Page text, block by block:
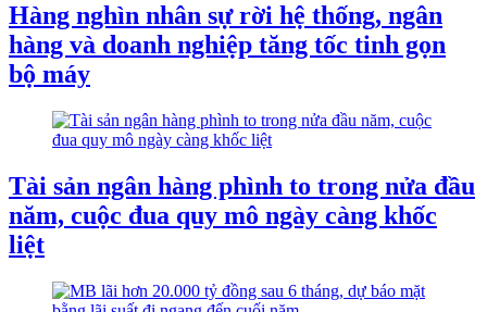
Hàng nghìn nhân sự rời hệ thống, ngân
hàng và doanh nghiệp tăng tốc tinh gọn
bộ máy
Tài sản ngân hàng phình to trong nửa đầu
năm, cuộc đua quy mô ngày càng khốc
liệt